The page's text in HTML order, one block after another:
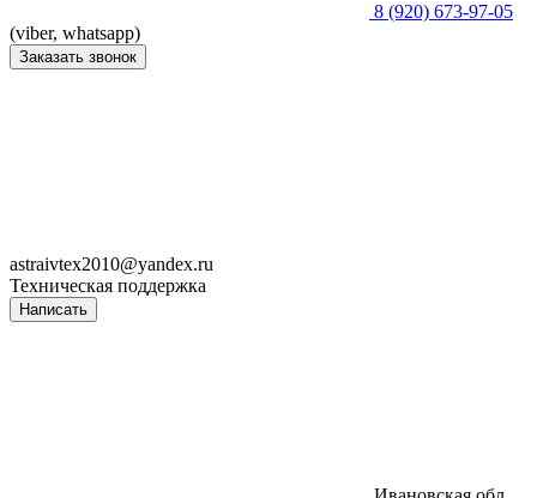
8 (920) 673-97-05
(viber, whatsapp)
Заказать звонок
astraivtex2010@yandex.ru
Техническая поддержка
Написать